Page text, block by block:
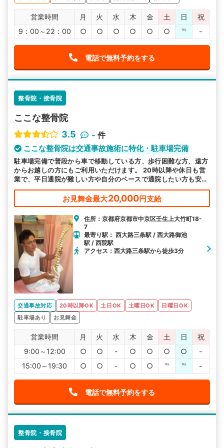
営業時間 月 火 水 木 金 土 日
祝
9：00～22：00
○ ○ ○ ○ ○ ○ ℡ -
電話で無料予約をする
整骨院・接骨院
ここな整骨院
3.5
- 件
ここな整骨院は交通事故施術に特化・駐車場完備
駐車場完備で普段から車で移動している方、歩行困難な方、遠方
からお越しの方にもご利用いただけます。 20時以降や休日も営
業で、平日通院が難しい方や自分のペースで通院したい方も安心
です。 むち打ち等、交通事故後の各症状に対応しております。
お見舞金最大20,000円支給
住所：京都府京都市中京区壬生上大竹町18-
7
最寄り駅： 西大路三条駅 / 西大路御池
駅 / 西院駅
アクセス：西大路三条駅から徒歩3分
交通事故対応 20時以降OK 土日OK 土曜日OK
日曜日OK
駐車場あり
お見舞金
営業時間 月 火 水 木 金 土 日
祝
9:00～12:00
○ ○ - ○ ○ ○ ○
-
15:00～19:30
○ ○ - ○ ○ ℡ ℡ -
電話で無料予約をする
整骨院・接骨院